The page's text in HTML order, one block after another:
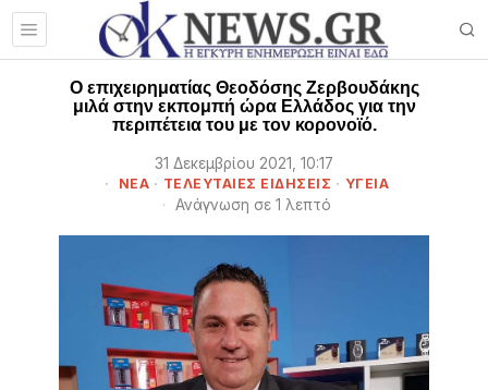
O επιχειρηματίας Θεοδόσης Ζερβουδάκης
μιλά στην εκπομπή ώρα Ελλάδος για την
περιπέτεια του με τον κορονοϊό.
31 Δεκεμβρίου 2021, 10:17
ΝΕΑ · ΤΕΛΕΥΤΑΙΕΣ ΕΙΔΗΣΕΙΣ · ΥΓΕΙΑ
Ανάγνωση σε 1 λεπτό